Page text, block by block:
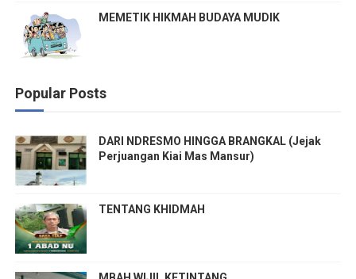
MEMETIK HIKMAH BUDAYA MUDIK
Popular Posts
DARI NDRESMO HINGGA BRANGKAL (Jejak
Perjuangan Kiai Mas Mansur)
TENTANG KHIDMAH